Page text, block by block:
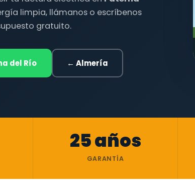
limpia, llámanos o escríbenos
gratuito.
del Río ← Almería
25 años
GARANTÍA